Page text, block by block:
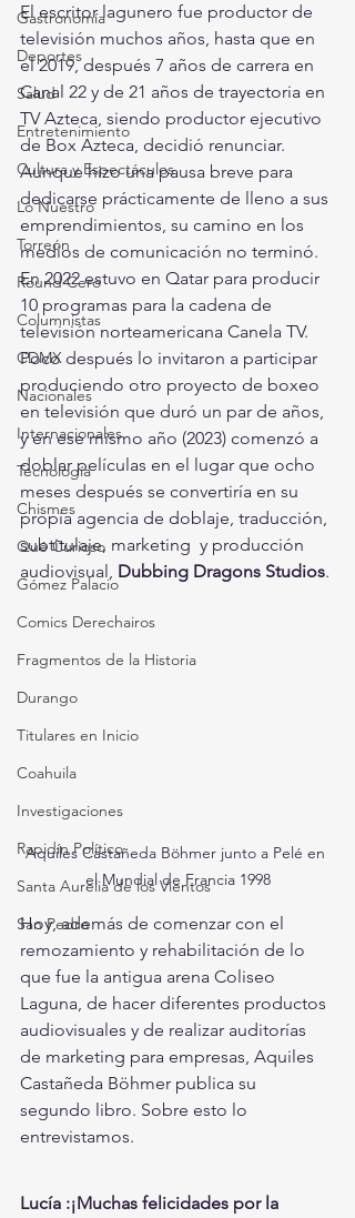
Gastronomía
Deportes
Salud
Entretenimiento
Cultura y Espectáculos
Lo Nuestro
Torreón
Round Cero
Columnistas
CDMX
Nacionales
Internacionales
Tecnología
Chismes
Qué Curioso
Gómez Palacio
Comics Derechairos
Fragmentos de la Historia
Durango
Titulares en Inicio
Coahuila
Investigaciones
Rapidín Político
Santa Aurelia de los Vientos
San Pedro
El escritor lagunero fue productor de
televisión muchos años, hasta que en
el 2019, después 7 años de carrera en
Canal 22 y de 21 años de trayectoria en
TV Azteca, siendo productor ejecutivo
de Box Azteca, decidió renunciar.
Aunque hizo una pausa breve para
dedicarse prácticamente de lleno a sus
emprendimientos, su camino en los
medios de comunicación no terminó.
En 2022 estuvo en Qatar para producir
10 programas para la cadena de
televisión norteamericana Canela TV.
Poco después lo invitaron a participar
produciendo otro proyecto de boxeo
en televisión que duró un par de años,
y en ese mismo año (2023) comenzó a
doblar películas en el lugar que ocho
meses después se convertiría en su
propia agencia de doblaje, traducción,
subtitulaje, marketing  y producción
audiovisual, Dubbing Dragons Studios.
Aquiles Castañeda Böhmer junto a Pelé en
el Mundial de Francia 1998
Hoy, además de comenzar con el
remozamiento y rehabilitación de lo
que fue la antigua arena Coliseo
Laguna, de hacer diferentes productos
audiovisuales y de realizar auditorías
de marketing para empresas, Aquiles
Castañeda Böhmer publica su
segundo libro. Sobre esto lo
entrevistamos.
Lucía :¡Muchas felicidades por la